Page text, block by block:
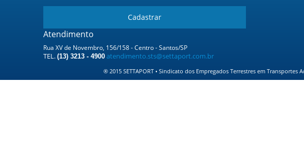
Cadastrar
Atendimento
Rua XV de Novembro, 156/158 - Centro - Santos/SP
TEL. (13) 3213 - 4900 atendimento.sts@settaport.com.br
® 2015 SETTAPORT • Sindicato dos Empregados Terrestres em